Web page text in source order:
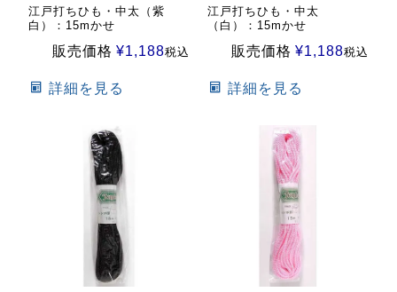
江戸打ちひも・中太（紫
白）：15mかせ
販売価格 ¥1,188税込
詳細を見る
江戸打ちひも・中太
（白）：15mかせ
販売価格 ¥1,188税込
詳細を見る